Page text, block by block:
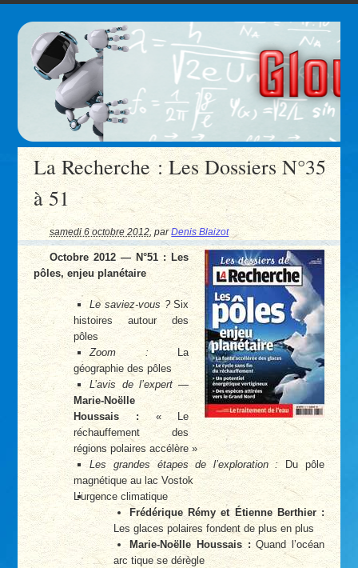
La Recherche : Les Dossiers N°35
à 51
samedi 6 octobre 2012,parDenis Blaizot
Octobre 2012 — N°51 : Les
pôles, enjeu planétaire
Le saviez-vous ?Six
histoires autour des
pôles
Zoom : La
géographie des pôles
L’avis de l’expert—
Marie-Noëlle
Houssais : « Le
réchauffement des
régions polaires accélère »
Les grandes étapes de l’exploration :Du pôle
magnétique au lac Vostok
L’urgence climatique
Frédérique Rémy et Étienne Berthier :
Les glaces polaires fondent de plus en plus
Marie-Noëlle Houssais :Quand l’océan
arc tique se dérègle